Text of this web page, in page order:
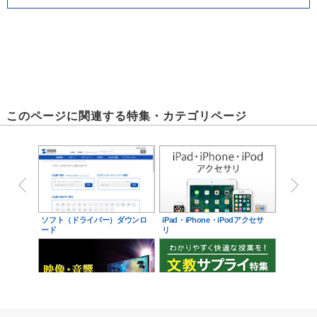
このページに関連する特集・カテゴリページ
ソフト（ドライバー）ダウンロ
ード
iPad・iPhone・iPodアクセサ
リ